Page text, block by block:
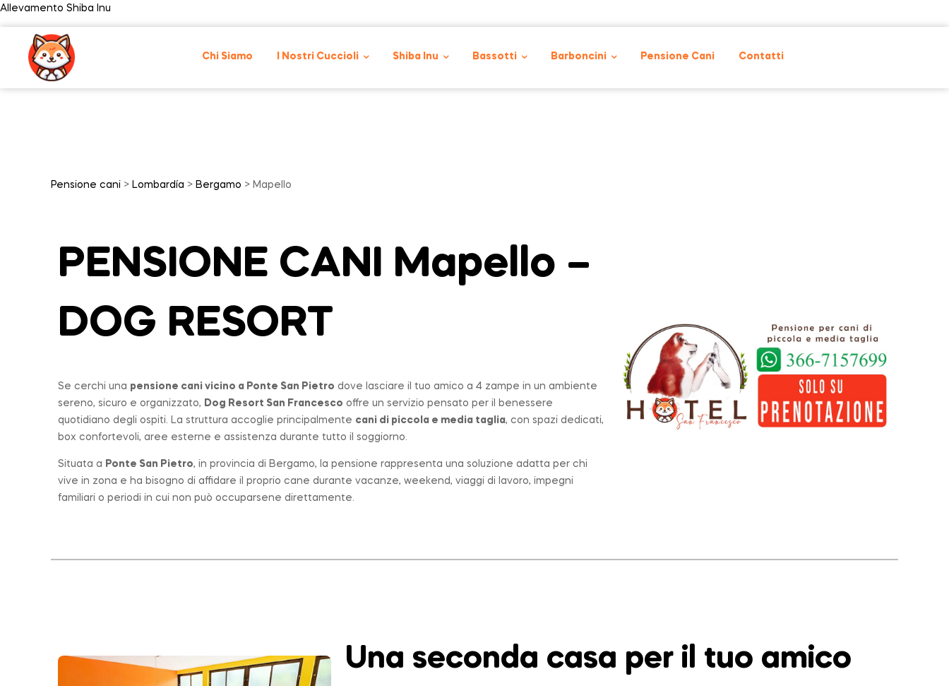
Allevamento Shiba Inu
Chi Siamo I Nostri Cuccioli Shiba Inu Bassotti Barboncini Pensione Cani Contatti
Pensione cani > Lombardía > Bergamo > Mapello
PENSIONE CANI Mapello –
DOG RESORT
Se cerchi una pensione cani vicino a Ponte San Pietro dove lasciare il tuo amico a 4 zampe in un ambiente
sereno, sicuro e organizzato, Dog Resort San Francesco offre un servizio pensato per il benessere
quotidiano degli ospiti. La struttura accoglie principalmente cani di piccola e media taglia, con spazi dedicati,
box confortevoli, aree esterne e assistenza durante tutto il soggiorno.
Situata a Ponte San Pietro, in provincia di Bergamo, la pensione rappresenta una soluzione adatta per chi
vive in zona e ha bisogno di affidare il proprio cane durante vacanze, weekend, viaggi di lavoro, impegni
familiari o periodi in cui non può occuparsene direttamente.
Una seconda casa per il tuo amico